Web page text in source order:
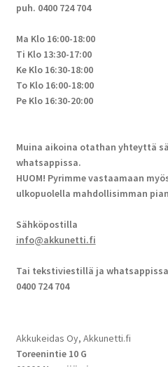
puh. 0400 724 704
Ma Klo 16:00-18:00
Ti Klo 13:30-17:00
Ke Klo 16:30-18:00
To Klo 16:00-18:00
Pe Klo 16:30-20:00
Muina aikoina otathan yhteyttä
whatsappissa.
HUOM! Pyrimme vastaamaan
ulkopuolella mahdollisimman
Sähköpostilla
info@akkunetti.fi
Tai tekstiviestillä ja whatsappissa
0400 724 704
Akkukeidas Oy, Akkunetti.fi
Toreenintie 10 G